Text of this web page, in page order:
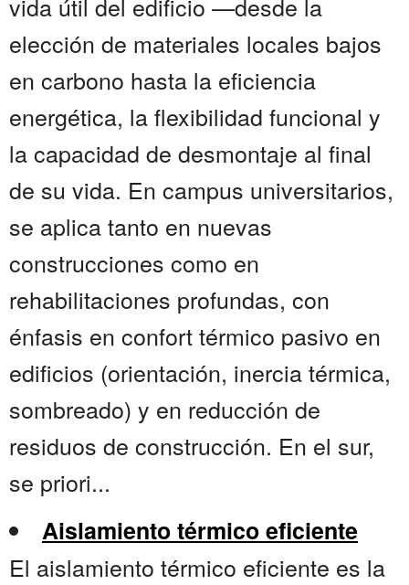
elección de materiales locales bajos
en carbono hasta la eficiencia
energética, la flexibilidad funcional y
la capacidad de desmontaje al final
de su vida. En campus universitarios,
se aplica tanto en nuevas
construcciones como en
rehabilitaciones profundas, con
énfasis en confort térmico pasivo en
edificios (orientación, inercia térmica,
sombreado) y en reducción de
residuos de construcción. En el sur,
se priori...
Aislamiento térmico eficiente
El aislamiento térmico eficiente es la